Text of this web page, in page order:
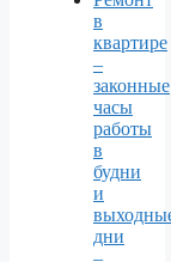
в
квартире
–
законные
часы
работы
в
будни
и
дни